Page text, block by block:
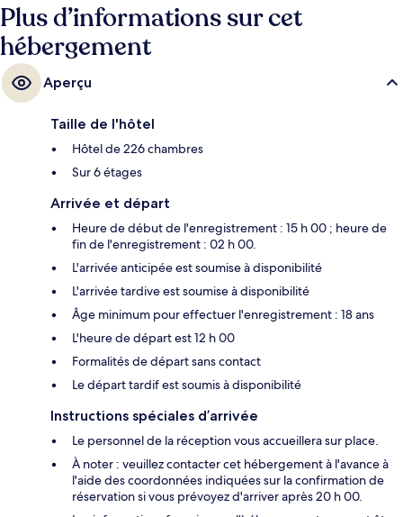
Plus d’informations sur cet
hébergement
Aperçu
Taille de l'hôtel
Hôtel de 226 chambres
Sur 6 étages
Arrivée et départ
Heure de début de l'enregistrement : 15 h 00 ; heure de
fin de l'enregistrement : 02 h 00.
L'arrivée anticipée est soumise à disponibilité
L'arrivée tardive est soumise à disponibilité
Âge minimum pour effectuer l'enregistrement : 18 ans
L'heure de départ est 12 h 00
Formalités de départ sans contact
Le départ tardif est soumis à disponibilité
Instructions spéciales d’arrivée
Le personnel de la réception vous accueillera sur place.
À noter : veuillez contacter cet hébergement à l'avance à
l'aide des coordonnées indiquées sur la confirmation de
réservation si vous prévoyez d'arriver après 20 h 00.